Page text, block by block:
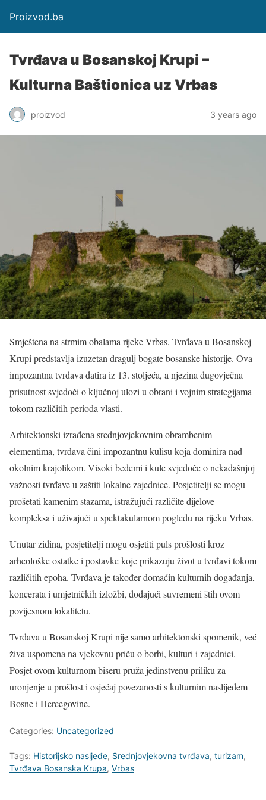
Proizvod.ba
Tvrđava u Bosanskoj Krupi –
Kulturna Baštionica uz Vrbas
proizvod 3 years ago
Smještena na strmim obalama rijeke Vrbas, Tvrđava u Bosanskoj
Krupi predstavlja izuzetan dragulj bogate bosanske historije. Ova
impozantna tvrđava datira iz 13. stoljeća, a njezina dugovječna
prisutnost svjedoči o ključnoj ulozi u obrani i vojnim strategijama
tokom različitih perioda vlasti.
Arhitektonski izrađena srednjovjekovnim obrambenim
elementima, tvrđava čini impozantnu kulisu koja dominira nad
okolnim krajolikom. Visoki bedemi i kule svjedoče o nekadašnjoj
važnosti tvrđave u zaštiti lokalne zajednice. Posjetitelji se mogu
prošetati kamenim stazama, istražujući različite dijelove
kompleksa i uživajući u spektakularnom pogledu na rijeku Vrbas.
Unutar zidina, posjetitelji mogu osjetiti puls prošlosti kroz
arheološke ostatke i postavke koje prikazuju život u tvrđavi tokom
različitih epoha. Tvrđava je također domaćin kulturnih događanja,
koncerata i umjetničkih izložbi, dodajući suvremeni štih ovom
povijesnom lokalitetu.
Tvrđava u Bosanskoj Krupi nije samo arhitektonski spomenik, već
živa uspomena na vjekovnu priču o borbi, kulturi i zajednici.
Posjet ovom kulturnom biseru pruža jedinstvenu priliku za
uronjenje u prošlost i osjećaj povezanosti s kulturnim naslijeđem
Bosne i Hercegovine.
Categories: Uncategorized
Tags: Historijsko nasljeđe, Srednjovjekovna tvrđava, turizam,
Tvrđava Bosanska Krupa, Vrbas